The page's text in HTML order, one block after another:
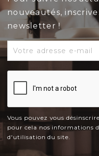
nouveautés,
newsletter !
Vous pouvez vous
pour cela nos informations
d'utilisation du site.